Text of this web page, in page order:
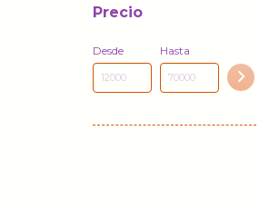
Precio
Desde Hasta